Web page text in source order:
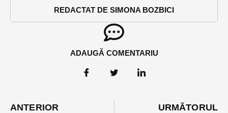
REDACTAT DE SIMONA BOZBICI
ADAUGĂ COMENTARIU
ANTERIOR URMĂTORUL